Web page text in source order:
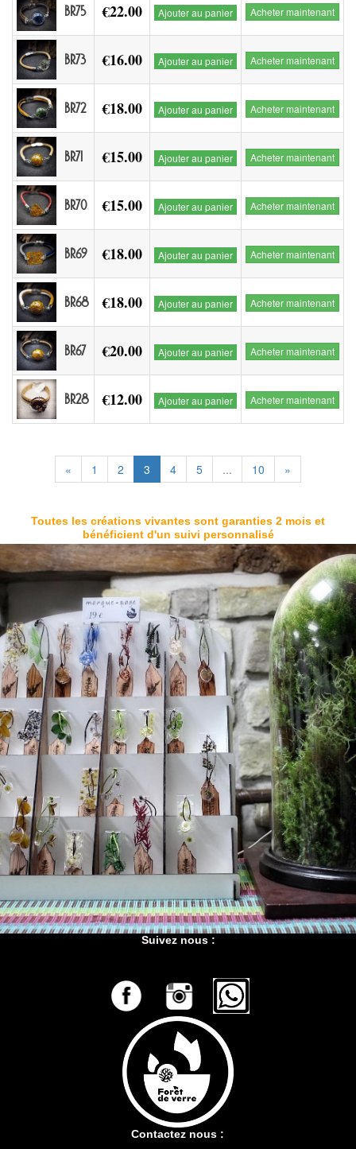
BR75 €22.00 Ajouter au panier Acheter maintenant
BR73 €16.00 Ajouter au panier Acheter maintenant
BR72 €18.00 Ajouter au panier Acheter maintenant
BR71 €15.00 Ajouter au panier Acheter maintenant
BR70 €15.00 Ajouter au panier Acheter maintenant
BR69 €18.00 Ajouter au panier Acheter maintenant
BR68 €18.00 Ajouter au panier Acheter maintenant
BR67 €20.00 Ajouter au panier Acheter maintenant
BR28 €12.00 Ajouter au panier Acheter maintenant
« 1 2 3 4 5 ... 10 »
Toutes les créations vivantes sont garanties 2 mois et
bénéficient d'un suivi personnalisé
Suivez nous :
Contactez nous :